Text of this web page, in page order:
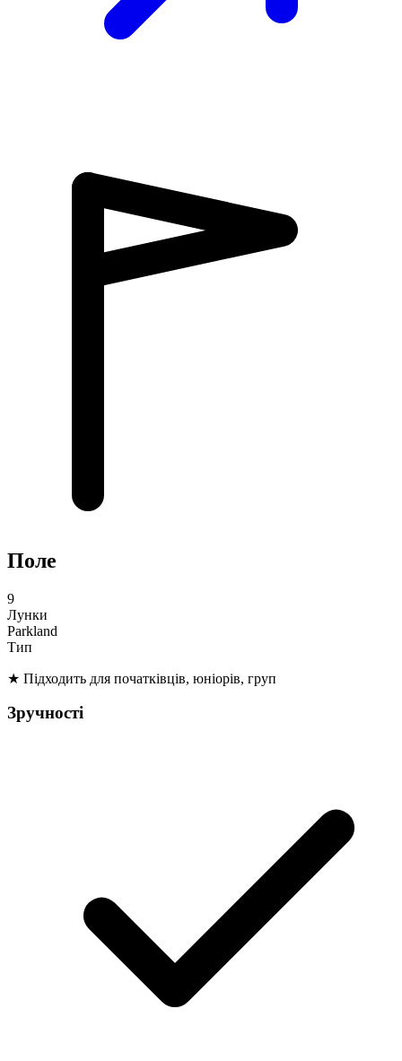
Поле
9
Лунки
Parkland
Тип
★ Підходить для початківців, юніорів, груп
Зручності